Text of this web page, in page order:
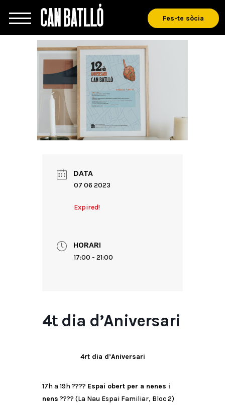
Fes-te sòcia
DATA
07 06 2023
Expired!
HORARI
17:00 - 21:00
4t dia d’Aniversari
4rt dia d’Aniversari
17h a 19h ???? Espai obert per a nenes i
nens ???? (La Nau Espai Familiar, Bloc 2)